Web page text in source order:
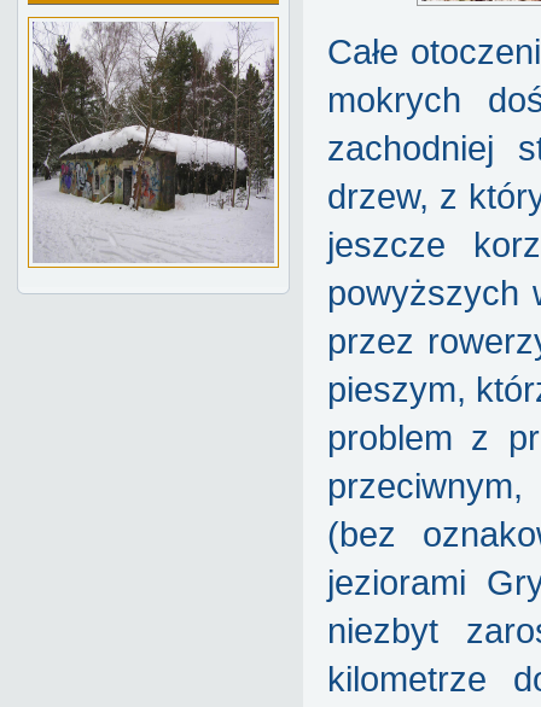
Całe
mokrych
zachodniej
drzew, z
jeszcze
powyższych
przez
pieszym,
problem z
(bez
jeziorami
niezbyt
kilometrze